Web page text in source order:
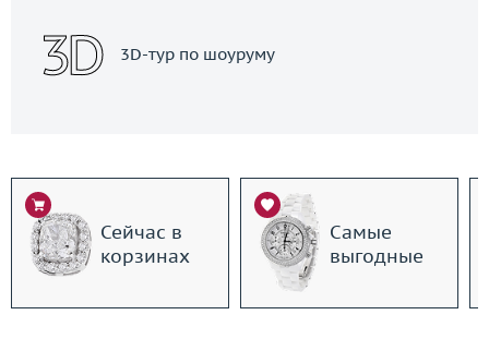
3D-тур по шоуруму
Сейчас в
корзинах
Самые
выгодные